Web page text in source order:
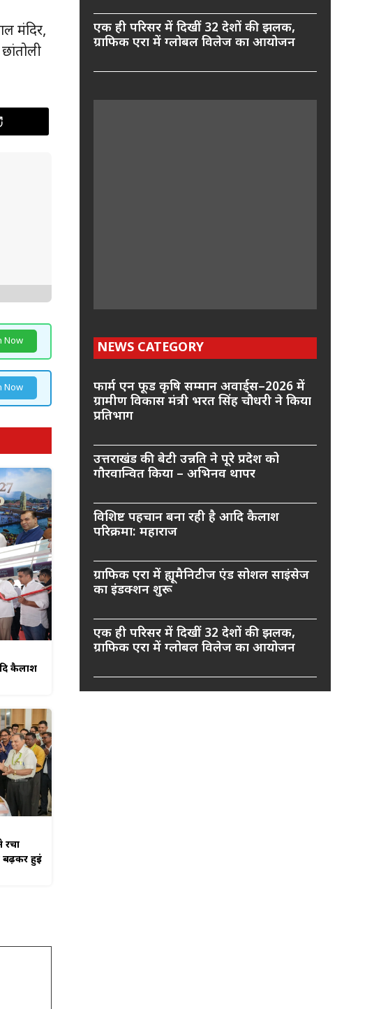
मंदिर,
Now
Now
कैलाश
रचा
बढ़कर हुईं
एक ही परिसर में दिखीं 32 देशों की झलक,
ग्राफिक एरा में ग्लोबल विलेज का आयोजन
NEWS CATEGORY
फार्म एन फूड कृषि सम्मान अवार्ड्स–2026 में
ग्रामीण विकास मंत्री भरत सिंह चौधरी ने किया
प्रतिभाग
उत्तराखंड की बेटी उन्नति ने पूरे प्रदेश को
गौरवान्वित किया – अभिनव थापर
विशिष्ट पहचान बना रही है आदि कैलाश
परिक्रमा: महाराज
ग्राफिक एरा में ह्यूमैनिटीज एंड सोशल साइंसेज
का इंडक्शन शुरू
एक ही परिसर में दिखीं 32 देशों की झलक,
ग्राफिक एरा में ग्लोबल विलेज का आयोजन